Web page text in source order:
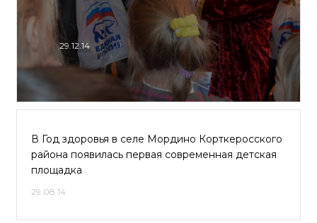
29.12.14
В Год здоровья в селе Мордино Корткеросского
района появилась первая современная детская
площадка
29.08.14